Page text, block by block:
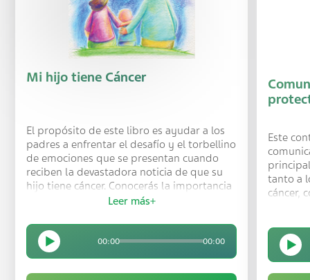
Mi hijo tiene Cáncer
El propósito de este libro es ayudar a los
padres a enfrentar el desafío y el torbellino
de emociones que se presentan cuando
reciben la devastadora noticia de que su
hijo tiene cáncer. Conocerás la importancia
de contar con información certera y apoyo
situación con fortaleza y esperanza.
Leer más
00:00 00:00
Este
tanto a
cáncer,